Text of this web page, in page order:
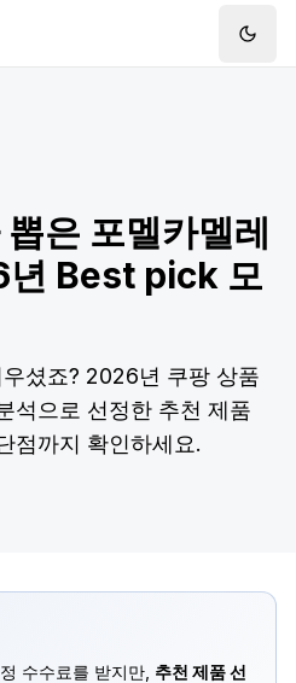
은 포멜카멜레
Best pick 모
셨죠? 2026년 쿠팡 상품
석으로 선정한 추천 제품
점까지 확인하세요.
수수료를 받지만, 추천 제품 선